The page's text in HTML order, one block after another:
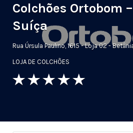
Colchões Ortobom
Suíça
Rua Úrsula Paulino, 1615 - Loja 02 -
LOJA DE COLCHÕES